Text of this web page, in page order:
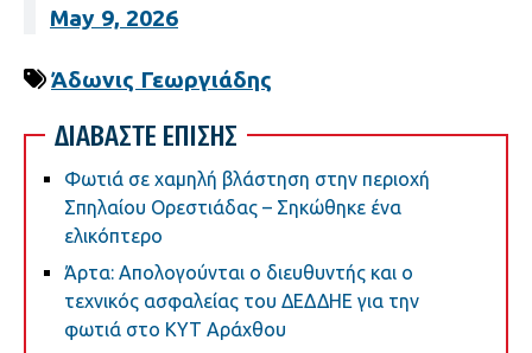
May 9, 2026
Άδωνις Γεωργιάδης
ΔΙΑΒΑΣΤΕ ΕΠΙΣΗΣ
Φωτιά σε χαμηλή βλάστηση στην περιοχή
Σπηλαίου Ορεστιάδας – Σηκώθηκε ένα
ελικόπτερο
Άρτα: Απολογούνται ο διευθυντής και ο
τεχνικός ασφαλείας του ΔΕΔΔΗΕ για την
φωτιά στο ΚΥΤ Αράχθου